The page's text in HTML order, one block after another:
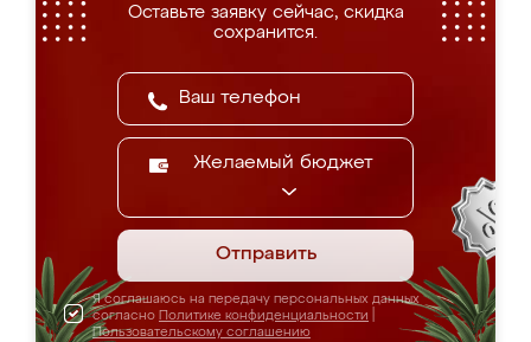
Оставьте заявку сейчас, скидка
сохранится.
Желаемый бюджет
Отправить
Я соглашаюсь на передачу персональных данных
согласно Политике конфиденциальности
Пользовательскому соглашению